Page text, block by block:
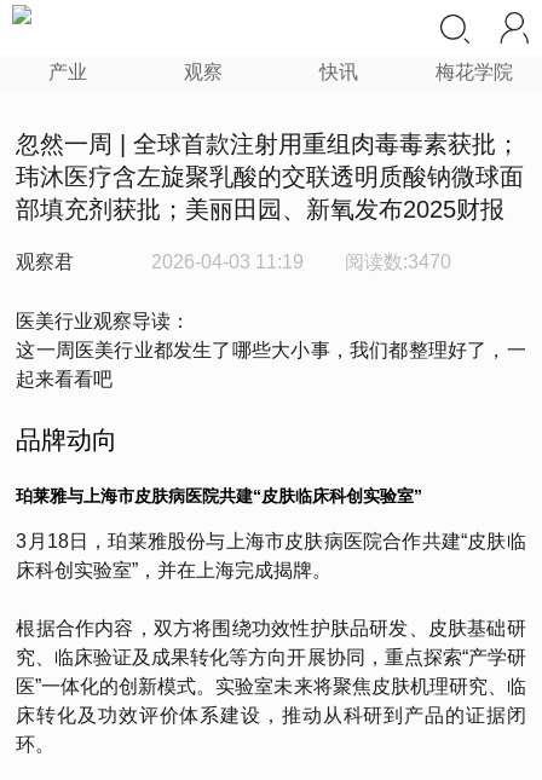
产业 观察 快讯 梅花学院
忽然一周 | 全球首款注射用重组肉毒毒素获批；
玮沐医疗含左旋聚乳酸的交联透明质酸钠微球面
部填充剂获批；美丽田园、新氧发布2025财报
观察君 2026-04-03 11:19 阅读数:3470
医美行业观察导读：
这一周医美行业都发生了哪些大小事，我们都整理好了，一
起来看看吧
品牌动向
珀莱雅与上海市皮肤病医院共建“皮肤临床科创实验室”
3月18日，珀莱雅股份与上海市皮肤病医院合作共建“皮肤临
床科创实验室”，并在上海完成揭牌。
根据合作内容，双方将围绕功效性护肤品研发、皮肤基础研
究、临床验证及成果转化等方向开展协同，重点探索“产学研
医”一体化的创新模式。实验室未来将聚焦皮肤机理研究、临
床转化及功效评价体系建设，推动从科研到产品的证据闭
环。